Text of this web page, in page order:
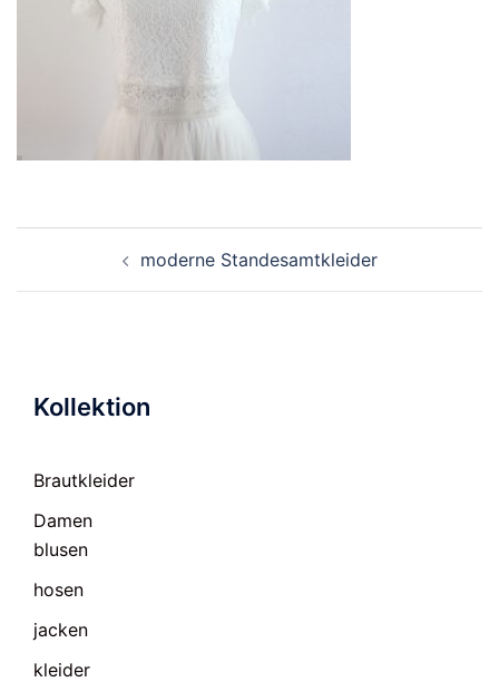
moderne Standesamtkleider
Kollektion
Brautkleider
Damen
blusen
hosen
jacken
kleider